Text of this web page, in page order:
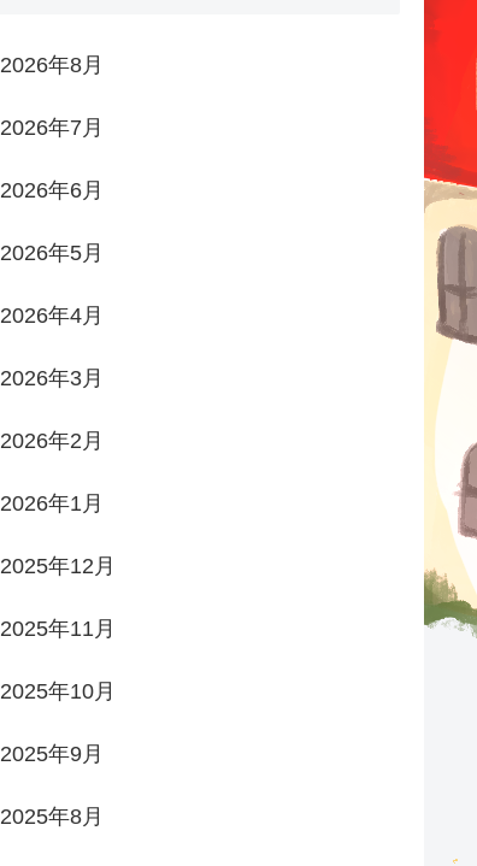
2026年8月
2026年7月
2026年6月
2026年5月
2026年4月
2026年3月
2026年2月
2026年1月
2025年12月
2025年11月
2025年10月
2025年9月
2025年8月